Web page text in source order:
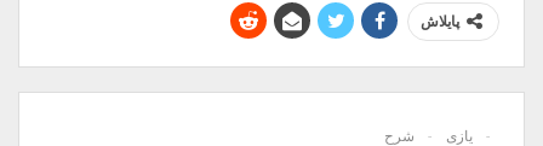
پایلاش
یازی شرح